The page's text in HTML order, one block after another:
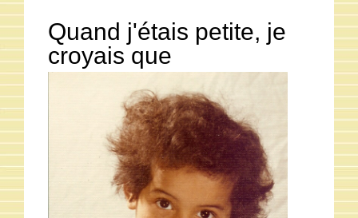
Quand j'étais petite, je
croyais que